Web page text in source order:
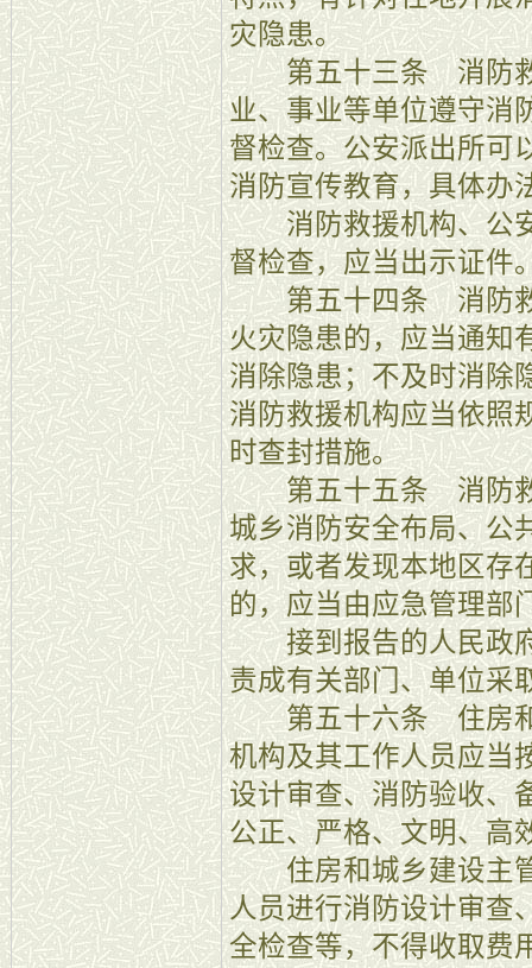
灾隐患。
第五十三条 消防救
业、事业等单位遵守消
督检查。公安派出所可
消防宣传教育，具体办
消防救援机构、公安
督检查，应当出示证件
第五十四条 消防救
火灾隐患的，应当通知
消除隐患；不及时消除
消防救援机构应当依照
时查封措施。
第五十五条 消防救
城乡消防安全布局、公
求，或者发现本地区存
的，应当由应急管理部
接到报告的人民政府
责成有关部门、单位采
第五十六条 住房和
机构及其工作人员应当
设计审查、消防验收、
公正、严格、文明、高
住房和城乡建设主管
人员进行消防设计审查
全检查等，不得收取费